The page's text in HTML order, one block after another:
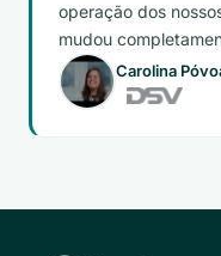
operação dos
mudou
Carolina